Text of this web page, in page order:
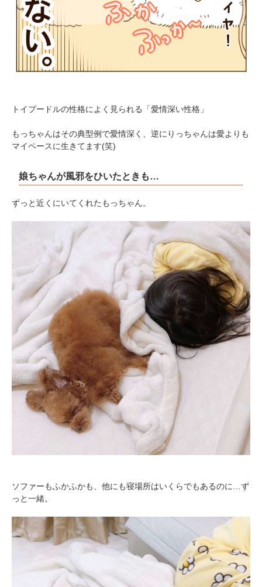
トイプードルの性格によく見られる「愛情深い性格」
もっちゃんはその典型例で愛情深く、逆にりっちゃんは愛よりも
マイペースに生きてます(笑)
娘ちゃんが風邪をひいたときも…
ずっと近くにいてくれたもっちゃん。
ソファーもふかふかも、他にも寝場所はいくらでもあるのに…ず
っと一緒。
閉じる
アプリで開く